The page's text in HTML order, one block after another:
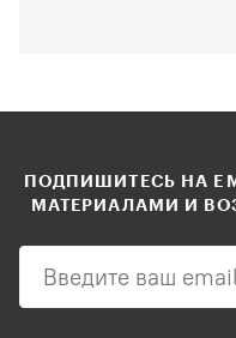
ПОДПИШИТЕСЬ НА
МАТЕРИАЛАМИ И